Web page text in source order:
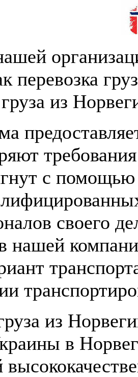
перевозка
из
с
своего
нашей
а из Норвеги
в